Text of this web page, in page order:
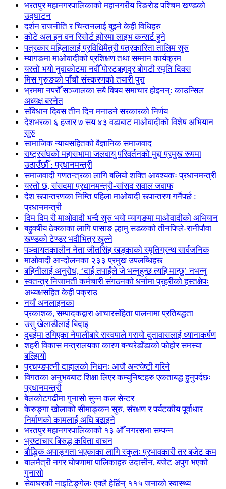
भरतपुर महानगरपालिकाको महानगरीय रिङरोड पश्चिम खण्डको
उद्घाटन
दर्शन राजनीति र चिन्तनलाई बुझ्ने केही विधिहरु
कोटे अल इन वन रिसोर्ट झोरमा लाइभ कन्सर्ट हुने
पत्रकार महिलालाई प्रविधिमैत्री पत्रकारिता तालिम सुरु
म्यागङमा माओवादीको प्रशिक्षण तथा सम्मान कार्यक्रम
यस्तो भयो नुवाकोटमा नवौँ पोस्टबहादुर बोगटी स्मृति दिवस
मिस गुरुङको पाँचौ संस्करणको तयारी पुरा
भ्रममा नपरौँ सञ्जालका सबै विषय समाचार होइनन्: काउन्सिल
अध्यक्ष बस्नेत
संविधान दिवस तीन दिन मनाउने सरकारको निर्णय
देशभरका ६ हजार ७ सय ४३ वडाबाट माओवादीको विशेष अभियान
सुरु
सामाजिक न्यायसहितको वैज्ञानिक समाजवाद
राष्ट्रसंघको महासभामा जलवायु परिवर्तनको मुद्दा प्रमुख रूपमा
उठाउँछौँ : प्रधानमन्त्री
समाजवादी गणतन्त्रका लागि बलियो शक्ति आवश्यकः प्रधानमन्त्री
यस्तो छ, संसदमा प्रधानमन्त्री-सांसद सवाल जवाफ
देश रूपान्तरणका निम्ति पहिला माओवादी रूपान्तरण गर्नैपर्छ :
प्रधानमन्त्री
दिम दिम री माओवादी भन्दै सुरु भयो म्यागङमा माओवादीको अभियान
बहुवर्षीय ठेक्काका लागि पासाङ ल्हामु सडकको तीनपिप्ले-रानीपौवा
खण्डको टेण्डर भदौभित्र खुल्ने
पञ्चायतकालीन नेता जीतसिंह खड्काको स्मृतिग्रन्थ सार्वजनिक
माओवादी आन्दोलनका २३३ प्रमुख उपलब्धिहरू
बहिनीलाई अनुरोध, ‘दाई तपाईंले जे भन्नुहुन्छ त्यहि मान्छु’ नभन्नु
स्वतन्त्र निजामती कर्मचारी संगठनको धर्नामा प्रहरीको हस्तक्षेपः
अध्यक्षसहित केही पक्राउ
नयाँ अनलाइनका
प्रकाशक, सम्पादकद्वारा आचारसंहिता पालनामा प्रतिबद्धता
उसु खेलाडीलाई बिदाइ
दुबईमा ठगिएका नेपालीबारे रास्वपाले गरायो दुतावासलाई ध्यानाकर्षण
शहरी विकास मन्त्रालयका कारण बन्चरेडाँडाको फोहोर समस्या
बल्झियो
प्रचण्डपत्नी दाहालको निधनः आजै अन्त्येष्टी गरिने
विगतका अनुभवबाट शिक्षा लिएर कम्युनिष्टहरु एकताबद्ध हुनुपर्दछः
प्रधानमन्त्री
बेलकोटगढीमा गुनासो सुन्न कल सेन्टर
केरुङ्गा खोलाको सीमाङ्कन सुरु, संरक्षण र पर्यटकीय पूर्वाधार
निर्माणको कामलाई अघि बढाइने
भरतपुर महानगरपालिकाको १३ औँ नगरसभा सम्पन्न
भ्रष्टाचार बिरुद्ध कविता वाचन
बौद्धिक अपाङ्गता भएकाका लागि स्कुलः प्रभावकारी तर बजेट कम
बालमैत्री नगर घोषणामा पालिकाहरु उदासीन, बजेट अपुग भएको
गुनासो
सेवाघरकी नाइटिङ्गेलः एक्लै हेर्छिन् ११५ जनाको स्वास्थ्य